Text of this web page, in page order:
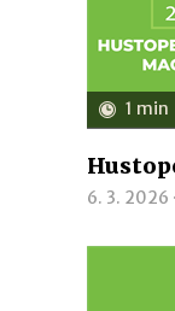
1 min
6. 3. 2026 ·